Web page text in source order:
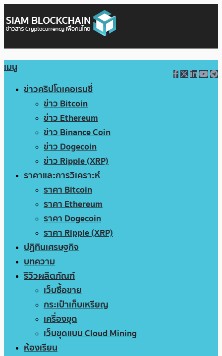
เมนู
ข่าวคริปโตเคอเรนซี่
ข่าว Bitcoin
ข่าว Ethereum
ข่าว Binance Coin
ข่าว Dogecoin
ข่าว Ripple (XRP)
ราคาและการวิเคราะห์
ราคา Bitcoin
ราคา Ethereum
ราคา Dogecoin
ราคา Ripple (XRP)
ปฏิทินเศรษฐกิจ
บทความ
รีวิวผลิตภัณฑ์
เว็บซื้อขาย
กระเป๋าเก็บเหรียญ
เครื่องขุด
เว็บขุดแบบ Cloud Mining
ห้องเรียน